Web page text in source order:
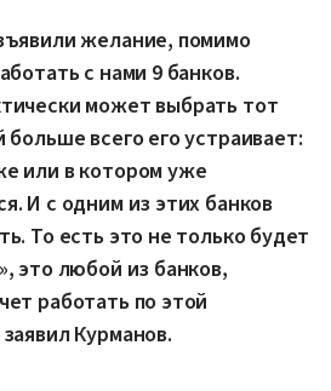
желание, помимо
с нами 9 банков.
может выбрать тот
всего его устраивает:
или в котором уже
И с одним из этих банков
То есть это не только будет
это любой из банков,
работать по этой
Курманов.